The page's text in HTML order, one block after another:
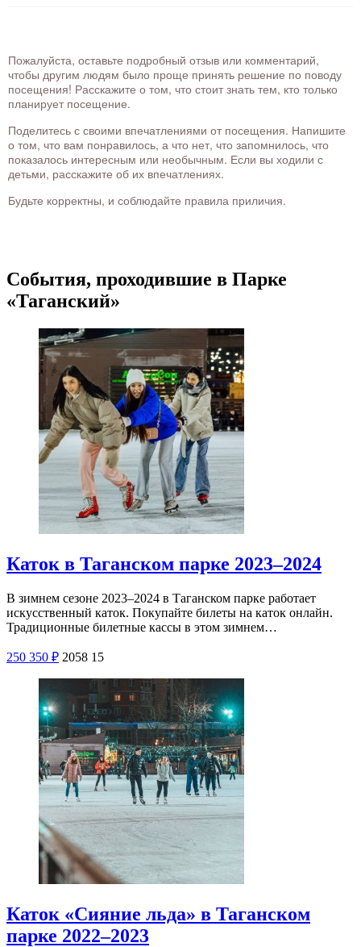
Пожалуйста, оставьте подробный отзыв или комментарий,
чтобы другим людям было проще принять решение по поводу
посещения! Расскажите о том, что стоит знать тем, кто только
планирует посещение.
Поделитесь с своими впечатлениями от посещения. Напишите
о том, что вам понравилось, а что нет, что запомнилось, что
показалось интересным или необычным. Если вы ходили с
детьми, расскажите об их впечатлениях.
Будьте корректны, и соблюдайте правила приличия.
События, проходившие в Парке
«Таганский»
Каток в Таганском парке 2023–2024
В зимнем сезоне 2023–2024 в Таганском парке работает
искусственный каток. Покупайте билеты на каток онлайн.
Традиционные билетные кассы в этом зимнем…
250 350 ₽ 2058 15
Каток «Сияние льда» в Таганском
парке 2022–2023